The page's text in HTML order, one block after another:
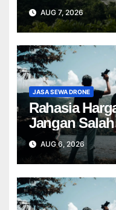
AUG 7, 2026
JASA SEWA DRONE
Rahasia
Jangan
AUG 6, 2026